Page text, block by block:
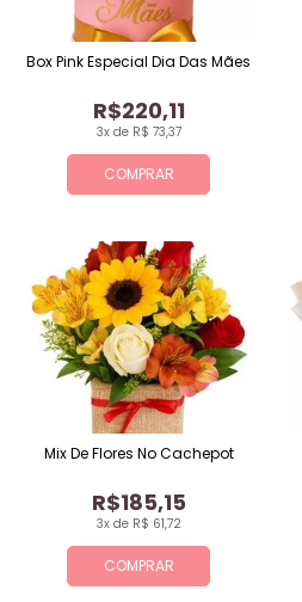
COMPRAR
3x de R$ 73,37
R$220,11
Box Pink Especial Dia Das Mães
COMPRAR
3x de R$ 61,72
R$185,15
Mix De Flores No Cachepot